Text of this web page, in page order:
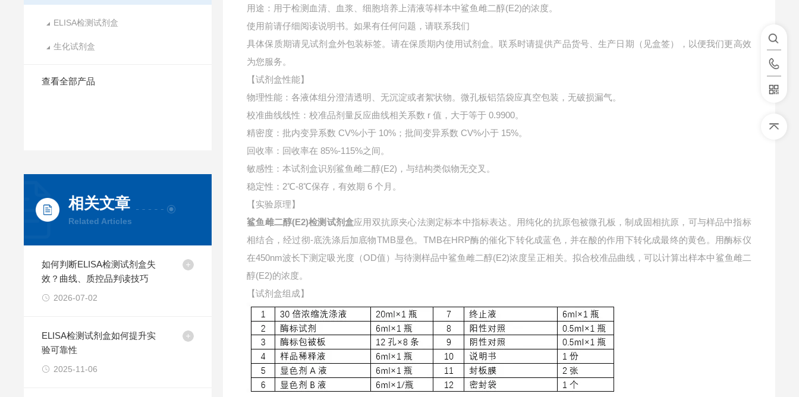
ELISA检测试剂盒
生化试剂盒
查看全部产品
相关文章
Related Articles
如何判断ELISA检测试剂盒失
效？曲线、质控品判读技巧
2026-07-02
ELISA检测试剂盒如何提升实
验可靠性
2025-11-06
用途：用于检测血清、血浆、细胞培养上清液等样本中鲨鱼雌二醇(E2)的浓度。
使用前请仔细阅读说明书。如果有任何问题，请联系我们
具体保质期请见试剂盒外包装标签。请在保质期内使用试剂盒。联系时请提供产品货号、生产日期（见盒签），以便我们更高效
为您服务。
【试剂盒性能】
物理性能：各液体组分澄清透明、无沉淀或者絮状物。微孔板铝箔袋应真空包装，无破损漏气。
校准曲线线性：校准品剂量反应曲线相关系数 r 值，大于等于 0.9900。
精密度：批内变异系数 CV%小于 10%；批间变异系数 CV%小于 15%。
回收率：回收率在 85%-115%之间。
敏感性：本试剂盒识别鲨鱼雌二醇(E2)，与结构类似物无交叉。
稳定性：2℃-8℃保存，有效期 6 个月。
【实验原理】
鲨鱼雌二醇(E2)检测试剂盒应用双抗原夹心法测定标本中指标表达。用纯化的抗原包被微孔板，制成固相抗原，可与样品中指标
相结合，经过彻-底洗涤后加底物TMB显色。TMB在HRP酶的催化下转化成蓝色，并在酸的作用下转化成最终的黄色。用酶标仪
在450nm波长下测定吸光度（OD值）与待测样品中鲨鱼雌二醇(E2)浓度呈正相关。拟合校准品曲线，可以计算出样本中鲨鱼雌二
醇(E2)的浓度。
【试剂盒组成】